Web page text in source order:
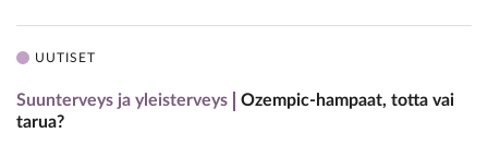
UUTISET
Suunterveys ja yleisterveys
Ozempic-hampaat, totta vai
tarua?